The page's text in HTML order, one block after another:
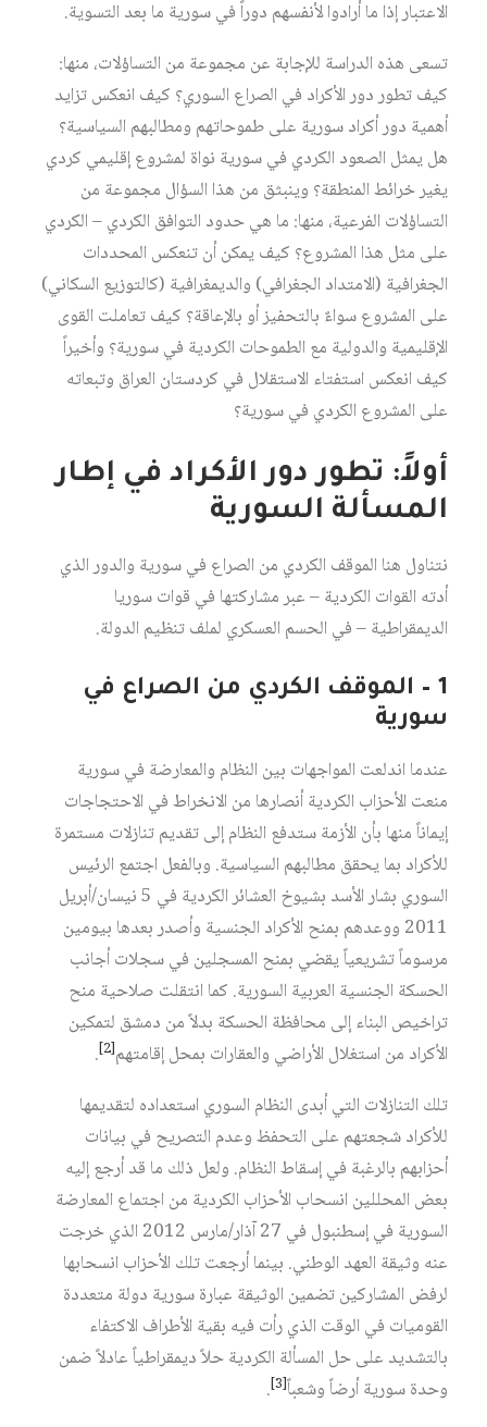
الاعتبار إذا ما أرادوا لأنفسهم دوراً في سورية ما بعد التسوية.
تسعى هذه الدراسة للإجابة عن مجموعة من التساؤلات، منها:
كيف تطور دور الأكراد في الصراع السوري؟ كيف انعكس تزايد
أهمية دور أكراد سورية على طموحاتهم ومطالبهم السياسية؟
هل يمثل الصعود الكردي في سورية نواة لمشروع إقليمي كردي
يغير خرائط المنطقة؟ وينبثق من هذا السؤال مجموعة من
التساؤلات الفرعية، منها: ما هي حدود التوافق الكردي – الكردي
على مثل هذا المشروع؟ كيف يمكن أن تنعكس المحددات
الجغرافية (الامتداد الجغرافي) والديمغرافية (كالتوزيع السكاني)
على المشروع سواءٌ بالتحفيز أو بالإعاقة؟ كيف تعاملت القوى
الإقليمية والدولية مع الطموحات الكردية في سورية؟ وأخيراً
كيف انعكس استفتاء الاستقلال في كردستان العراق وتبعاته
على المشروع الكردي في سورية؟
أولاً: تطور دور الأكراد في إطار
المسألة السورية
نتناول هنا الموقف الكردي من الصراع في سورية والدور الذي
أدته القوات الكردية – عبر مشاركتها في قوات سوريا
الديمقراطية – في الحسم العسكري لملف تنظيم الدولة.
1 – الموقف الكردي من الصراع في
سورية
عندما اندلعت المواجهات بين النظام والمعارضة في سورية
منعت الأحزاب الكردية أنصارها من الانخراط في الاحتجاجات
إيماناً منها بأن الأزمة ستدفع النظام إلى تقديم تنازلات مستمرة
للأكراد بما يحقق مطالبهم السياسية. وبالفعل اجتمع الرئيس
السوري بشار الأسد بشيوخ العشائر الكردية في 5 نيسان/أبريل
2011 ووعدهم بمنح الأكراد الجنسية وأصدر بعدها بيومين
مرسوماً تشريعياً يقضي بمنح المسجلين في سجلات أجانب
الحسكة الجنسية العربية السورية. كما انتقلت صلاحية منح
تراخيص البناء إلى محافظة الحسكة بدلاً من دمشق لتمكين
الأكراد من استغلال الأراضي والعقارات بمحل إقامتهم[2]
.
تلك التنازلات التي أبدى النظام السوري استعداده لتقديمها
للأكراد شجعتهم على التحفظ وعدم التصريح في بيانات
أحزابهم بالرغبة في إسقاط النظام. ولعل ذلك ما قد أرجع إليه
بعض المحللين انسحاب الأحزاب الكردية من اجتماع المعارضة
السورية في إسطنبول في 27 آذار/مارس 2012 الذي خرجت
عنه وثيقة العهد الوطني. بينما أرجعت تلك الأحزاب انسحابها
لرفض المشاركين تضمين الوثيقة عبارة سورية دولة متعددة
القوميات في الوقت الذي رأت فيه بقية الأطراف الاكتفاء
بالتشديد على حل المسألة الكردية حلاً ديمقراطياً عادلاً ضمن
وحدة سورية أرضاً وشعباً[3]
.